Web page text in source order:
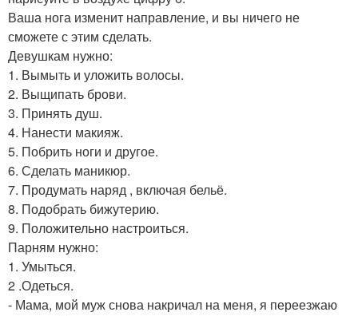
Ваша нога изменит направление, и вы ничего не
сможете с этим сделать.
Девушкам нужно:
1. Вымыть и уложить волосы.
2. Выщипать брови.
3. Принять душ.
4. Нанести макияж.
5. Побрить ноги и другое.
6. Сделать маникюр.
7. Продумать наряд , включая бельё.
8. Подобрать бижутерию.
9. Положительно настроиться.
Парням нужно:
1. Умыться.
2 .Одеться.
- Мама, мой муж снова накричал на меня, я переезжаю